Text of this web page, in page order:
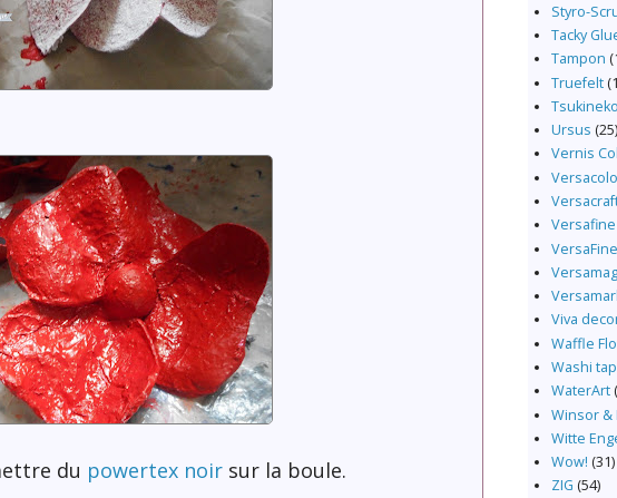
du powertex noir sur la boule.
Styro-
Tacky
Tampon
Truefelt
Tsukineko
Ursus (25)
Vernis
Versafine
Viva
Waffle
Washi
WaterArt
Winsor &
Witte
Wow! (31)
ZIG (54)